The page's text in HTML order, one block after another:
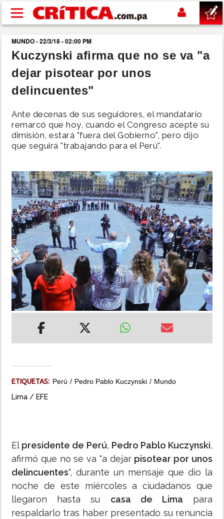
Pasar al contenido principal
buscar
SUCESOS
POLÍTICA
DEPORTES
MUNDO
INSÓLITAS
MULTIMEDIA
IMPRESO
MUNDO - 22/3/18 - 02:00 PM
Kuczynski afirma que no se va "a
dejar pisotear por unos
delincuentes"
Ante decenas de sus seguidores, el mandatario
remarcó que hoy, cuando el Congreso acepte su
dimisión, estará "fuera del Gobierno", pero dijo
que seguirá "trabajando para el Perú".
ETIQUETAS: Perú Pedro Pablo Kuczynski Mundo
Lima / EFE
El presidente de Perú, Pedro Pablo Kuczynski,
afirmó que no se va "a dejar pisotear por unos
delincuentes", durante un mensaje que dio la
noche de este miércoles a ciudadanos que
llegaron hasta su casa de Lima para
respaldarlo tras haber presentado su renuncia